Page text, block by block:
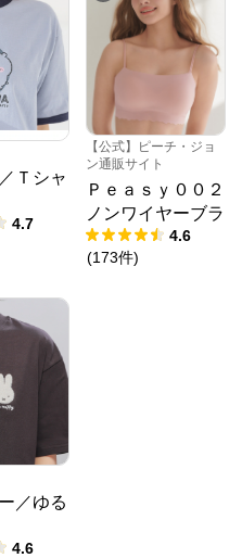
Ｔシャ
4.7
【公式】ピーチ・ジョ
ン通販サイト
Ｐｅａｓｙ００２
ノンワイヤーブラ
4.6
(173件)
／ゆる
4.6